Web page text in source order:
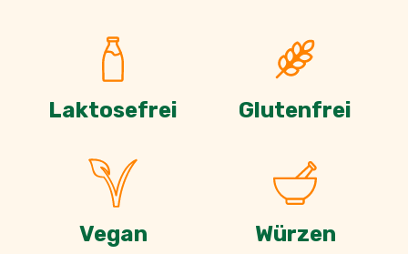
Laktosefrei Glutenfrei
Vegan Würzen